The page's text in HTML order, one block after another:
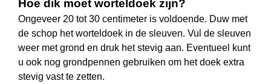
Hoe dik moet worteldoek zijn?
Ongeveer 20 tot 30 centimeter is voldoende. Duw met
de schop het worteldoek in de sleuven. Vul de sleuven
weer met grond en druk het stevig aan. Eventueel kunt
u ook nog grondpennen gebruiken om het doek extra
stevig vast te zetten.